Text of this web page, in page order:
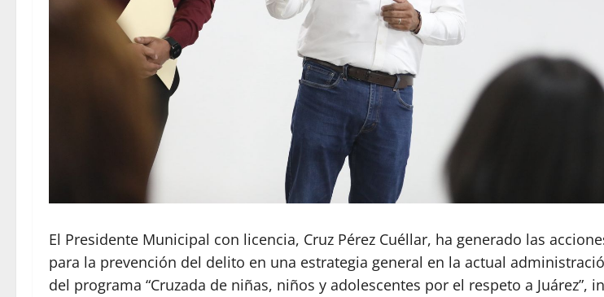
El Presidente Municipal con licencia, Cruz Pérez Cuéllar, ha generado las
para la prevención del delito en una estrategia general en la actual
del programa “Cruzada de niñas, niños y adolescentes por el respeto a Juárez”,